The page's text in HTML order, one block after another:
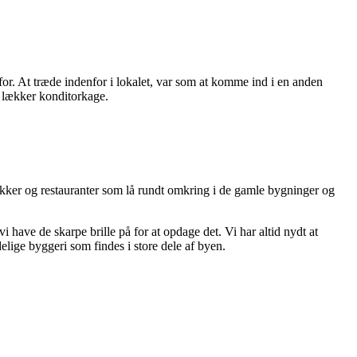
At træde indenfor i lokalet, var som at komme ind i en anden
lækker konditorkage.
og restauranter som lå rundt omkring i de gamle bygninger og
have de skarpe brille på for at opdage det. Vi har altid nydt at
byggeri som findes i store dele af byen.